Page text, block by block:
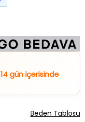
14 gün içerisinde
Beden Tablosu